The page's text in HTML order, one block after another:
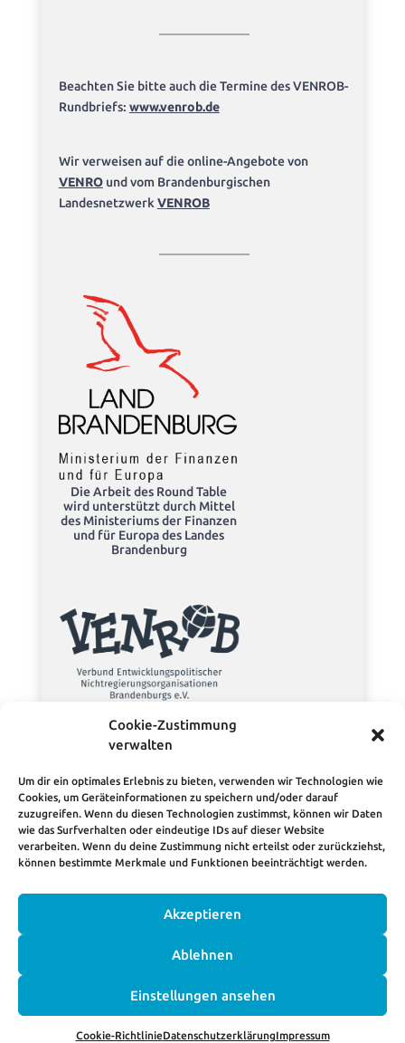
Cookie-Zustimmung
verwalten
Um dir ein optimales Erlebnis zu bieten, verwenden wir Technologien wie
Cookies, um Geräteinformationen zu speichern und/oder darauf
zuzugreifen. Wenn du diesen Technologien zustimmst, können wir Daten
wie das Surfverhalten oder eindeutige IDs auf dieser Website
verarbeiten. Wenn du deine Zustimmung nicht erteilst oder zurückziehst,
können bestimmte Merkmale und Funktionen beeinträchtigt werden.
Akzeptieren
Ablehnen
Einstellungen ansehen
Cookie-RichtlinieDatenschutzerklärungImpressum
Beachten Sie bitte auch die Termine des VENROB-
Rundbriefs: www.venrob.de
Wir verweisen auf die online-Angebote von
VENROund vom Brandenburgischen
Landesnetzwerk VENROB
Die Arbeit des Round Table
wird unterstützt durch Mittel
des Ministeriums der Finanzen
und für Europa des Landes
Brandenburg
Entwicklungspolitischer
Nichtregierungsorganisationen
Brandenburgs e.V.
KONTAKT
COOKIE-RICHTLINIE (EU)
© 2026 • Round Table Entwicklungspolitik Brandenburg